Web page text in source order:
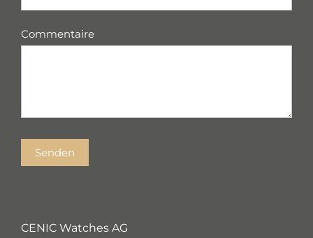
Commentaire
Senden
CENIC Watches AG